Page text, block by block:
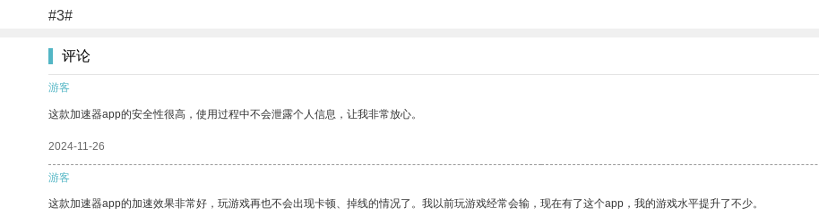
#3#
评论
游客
这款加速器app的安全性很高，使用过程中不会泄露个人信息，让我非常放心。
2024-11-26
游客
这款加速器app的加速效果非常好，玩游戏再也不会出现卡顿、掉线的情况了。我以前玩游戏经常会输，现在有了这个app，我的游戏水平提升了不少。